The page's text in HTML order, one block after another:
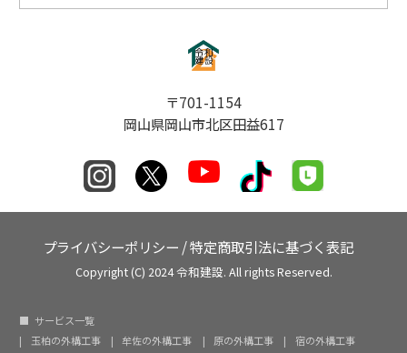
〒701-1154
岡山県岡山市北区田益617
プライバシーポリシー /特定商取引法に基づく表記
Copyright (C) 2024 令和建設. All rights Reserved.
サービス一覧
玉柏の外構工事
牟佐の外構工事 原の外構工事
宿の外構工事